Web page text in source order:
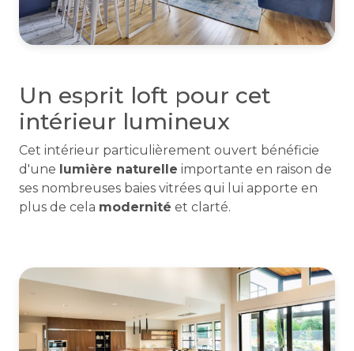
Un esprit loft pour cet
intérieur lumineux
Cet intérieur particulièrement ouvert bénéficie
d'une lumière naturelle importante en raison de
ses nombreuses baies vitrées qui lui apporte en
plus de cela modernité et clarté.